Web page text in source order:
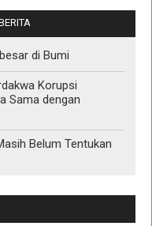
di Bumi
Korupsi
Sama dengan
Belum Tentukan